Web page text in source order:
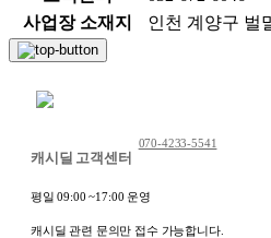
사업장 소재지
인천 계양구 벌
캐시딜 고객센터
070-4233-5541
평일 09:00 ~17:00 운영
캐시딜 관련 문의만 접수 가능합니다.